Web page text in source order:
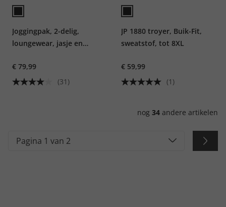
Joggingpak, 2-delig,
loungewear, jasje en
€ 79,99
(31)
JP 1880 troyer, Buik-Fit,
sweatstof, tot 8XL
€ 59,99
(1)
nog 34 andere artikelen
Pagina 1 van 2